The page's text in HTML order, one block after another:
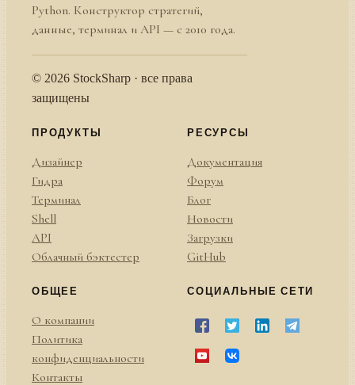
Python. Конструктор стратегий,
данные, терминал и API — с 2010 года.
© 2026 StockSharp · все права
защищены
ПРОДУКТЫ
Дизайнер
Гидра
Терминал
Shell
API
Облачный бэктестер
РЕСУРСЫ
Документация
Форум
Блог
Новости
Загрузки
GitHub
ОБЩЕЕ
О компании
Политика
конфиденциальности
Контакты
СОЦИАЛЬНЫЕ СЕТИ